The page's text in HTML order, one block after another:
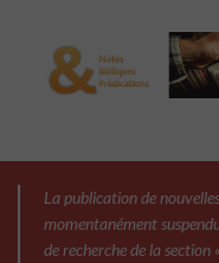
La publication de
momentanément
de recherche de la section